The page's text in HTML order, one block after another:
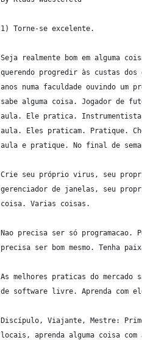
1) Torne-se excelente.
Seja realmente bom em alguma
querendo progredir às custas
anos numa faculdade ouvindo
sabe alguma coisa. Jogador de
aula. Ele pratica.
aula. Eles praticam. Pratique.
aula e pratique. No final de
Crie seu próprio virus, seu
gerenciador de janelas, seu
coisa. Varias coisas.
Nao precisa ser só programacao.
precisa ser bom mesmo. Tenha
As melhores praticas do
de software livre. Aprenda com
Discípulo, Viajante, Mestre:
locais, aprenda alguma coisa